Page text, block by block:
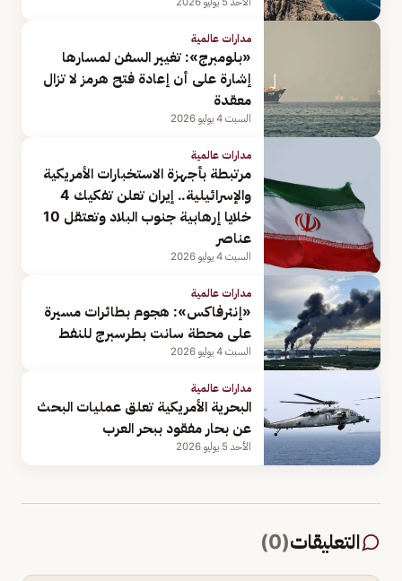
مدارات عالمية
«بلومبرج»: تغيير السفن لمسارها
إشارة على أن إعادة فتح هرمز لا تزال
معقدة
السبت 4 يوليو 2026
مدارات عالمية
مرتبطة بأجهزة الاستخبارات الأمريكية
والإسرائيلية.. إيران تعلن تفكيك 4
خلايا إرهابية جنوب البلاد وتعتقل 10
عناصر
السبت 4 يوليو 2026
مدارات عالمية
«إنترفاكس»: هجوم بطائرات مسيرة
على محطة سانت بطرسبرج للنفط
السبت 4 يوليو 2026
مدارات عالمية
البحرية الأمريكية تعلق عمليات البحث
عن بحار مفقود ببحر العرب
الأحد 5 يوليو 2026
التعليقات(
0
)